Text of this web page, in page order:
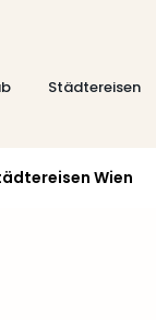
Städtereisen
Wien